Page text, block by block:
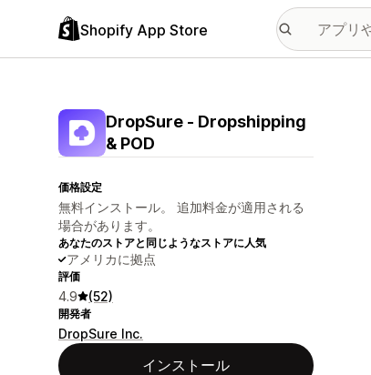
Shopify App Store
DropSure ‑ Dropshipping
& POD
価格設定
無料インストール。 追加料金が適用される
場合があります。
あなたのストアと同じようなストアに人気
アメリカに拠点
評価
4.9 (52)
開発者
DropSure Inc.
インストール